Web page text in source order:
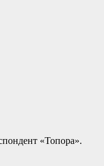
«Топора».